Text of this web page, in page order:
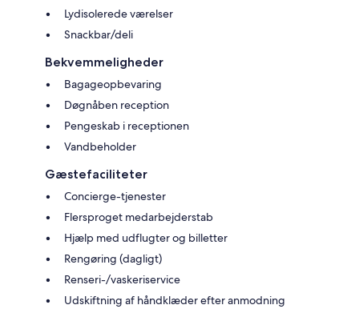
Lydisolerede værelser
Snackbar/deli
Bekvemmeligheder
Bagageopbevaring
Døgnåben reception
Pengeskab i receptionen
Vandbeholder
Gæstefaciliteter
Concierge-tjenester
Flersproget medarbejderstab
Hjælp med udflugter og billetter
Rengøring (dagligt)
Renseri-/vaskeriservice
Udskiftning af håndklæder efter anmodning